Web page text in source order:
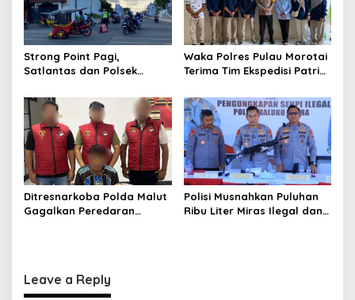
Strong Point Pagi,
Satlantas dan Polsek
Hadir Wujudkan Keamanan
serta Keselamatan Berlalu
Lintas
Waka Polres Pulau Morotai
Terima Tim Ekspedisi Patriot
Pengabdian dan Riset di
Wilayah Morotai
Ditresnarkoba Polda Malut
Gagalkan Peredaran
Polisi Musnahkan Puluhan
Ribu Liter Miras Ilegal dan
Leave a Reply